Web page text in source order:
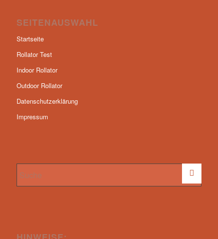
SEITENAUSWAHL
Startseite
Rollator Test
Indoor Rollator
Outdoor Rollator
Datenschutzerklärung
Impressum